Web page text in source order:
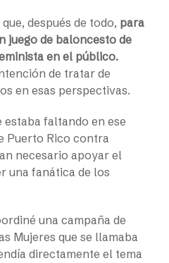
después de todo, para
juego de baloncesto de
en el público.
de tratar de
en esas perspectivas.
estaba faltando en ese
Puerto Rico contra
necesario apoyar el
una fanática de los
una campaña de
Mujeres que se llamaba
directamente el tema